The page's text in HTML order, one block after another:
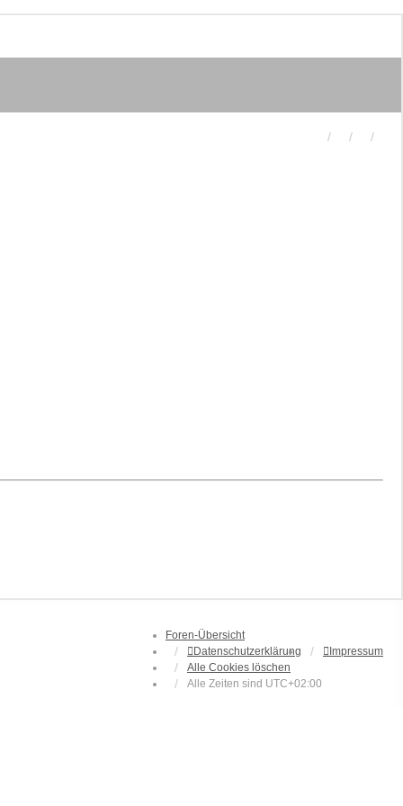
Foren-Übersicht
Datenschutzerklärung
Impressum
Alle Cookies löschen
Alle Zeiten sind UTC+02:00